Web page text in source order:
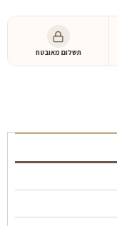
תשלום מאובטח